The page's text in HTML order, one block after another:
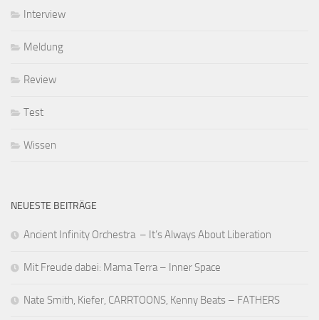
Interview
Meldung
Review
Test
Wissen
NEUESTE BEITRÄGE
Ancient Infinity Orchestra – It’s Always About Liberation
Mit Freude dabei: Mama Terra – Inner Space
Nate Smith, Kiefer, CARRTOONS, Kenny Beats – FATHERS